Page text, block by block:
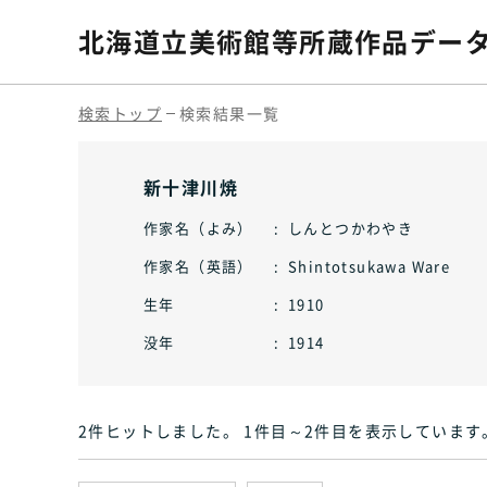
北海道立美術館等所蔵作品デー
検索トップ 検索結果一覧
新十津川焼
作家名（よみ）
しんとつかわやき
作家名（英語）
Shintotsukawa Ware
生年
1910
没年
1914
2件ヒット しました。 1件目～2件目 を表示しています。